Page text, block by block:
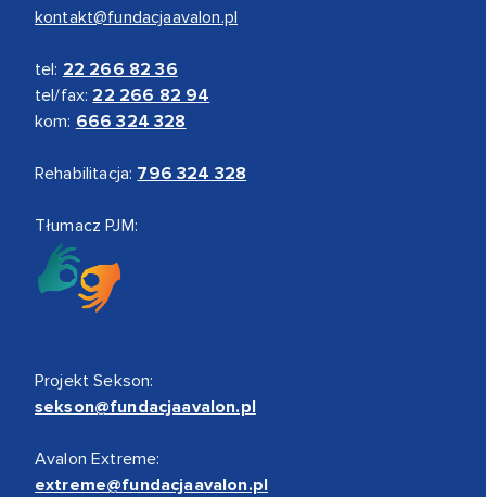
kontakt@fundacjaavalon.pl
tel: 22 266 82 36
tel/fax: 22 266 82 94
kom: 666 324 328
Rehabilitacja: 796 324 328
Tłumacz PJM:
Projekt Sekson:
sekson@fundacjaavalon.pl
Avalon Extreme:
extreme@fundacjaavalon.pl